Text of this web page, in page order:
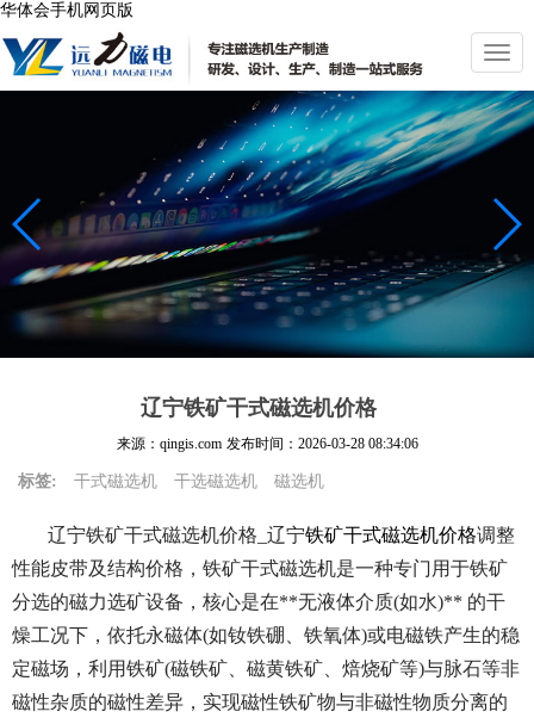
华体会手机网页版
切
换
导
航
辽宁铁矿干式磁选机价格
来源：qingis.com 发布时间： 2026-03-28 08:34:06
标签: 干式磁选机 干选磁选机 磁选机
辽宁铁矿干式磁选机价格_辽宁铁矿干式磁选机价格调整
性能皮带及结构价格，铁矿干式磁选机是一种专门用于铁矿
分选的磁力选矿设备，核心是在**无液体介质(如水)** 的干
燥工况下，依托永磁体(如钕铁硼、铁氧体)或电磁铁产生的稳
定磁场，利用铁矿(磁铁矿、磁黄铁矿、焙烧矿等)与脉石等非
磁性杂质的磁性差异，实现磁性铁矿物与非磁性物质分离的